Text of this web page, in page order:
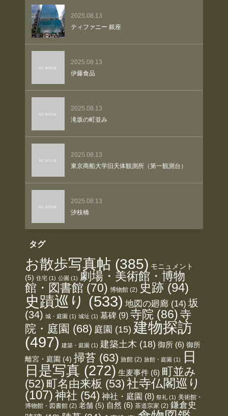
2025.08.13
ティファニー 銀座
2025.08.13
伊藤食品
2025.08.13
滝坂の町並み
2025.08.13
東京商船大学旧天体観測所（第一観測台）
2025.08.13
汐枝橋
タグ
お散歩写真帖 (385) モニュメント
(5) 住宅 (1) 公園 (1) 劇場・美術館・博物
館・図書館 (70) 博物館 (2) 史跡 (94)
史蹟巡り (533) 地図の廻廊 (14) 坂
(34) 城・庭園 (1) 城址 (1) 墓碑 (9) 寺院 (86) 寺
院・庭園 (68) 庭園 (15) 建物探訪
(497) 建築・庭園 (1) 建築土木 (18) 御所 (6) 御所
離宮・庭園 (4) 掃苔 (63) 旅館 (2) 旅館・庭園 (1)
日
日是写真 (272) 生麦事件 (6) 町並み
(52) 町名由来板 (53) 社寺仏閣巡り
(107) 神社 (54) 神社・庭園 (8) 祭礼 (1) 美術館・
博物館・図書館 (2) 老舗 (5) 自然 (6) 茶道宗家 (2) 鎌倉史